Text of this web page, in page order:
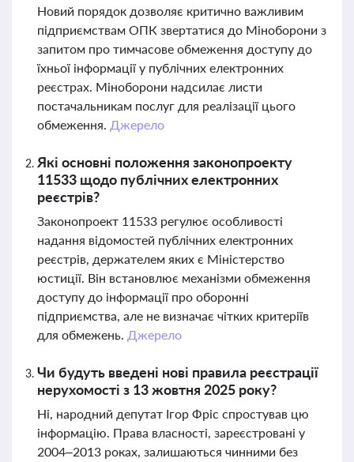
Новий порядок дозволяє критично важливим
підприємствам ОПК звертатися до Міноборони з
запитом про тимчасове обмеження доступу до
їхньої інформації у публічних електронних
реєстрах. Міноборони надсилає листи
постачальникам послуг для реалізації цього
обмеження. Джерело
Які основні положення законопроекту
11533 щодо публічних електронних
реєстрів?
Законопроект 11533 регулює особливості
надання відомостей публічних електронних
реєстрів, держателем яких є Міністерство
юстиції. Він встановлює механізми обмеження
доступу до інформації про оборонні
підприємства, але не визначає чітких критеріїв
для обмежень. Джерело
Чи будуть введені нові правила реєстрації
нерухомості з 13 жовтня 2025 року?
Ні, народний депутат Ігор Фріс спростував цю
інформацію. Права власності, зареєстровані у
2004–2013 роках, залишаються чинними без